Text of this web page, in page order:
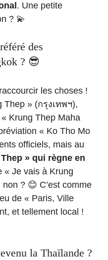
. Une petite
? 💫
des
? 😎
les choses !
Thep » (กรุงเทพฯ),
Krung Thep Maha
« Ko Tho Mo
officiels, mais au
» qui règne en
Je vais à Krung
? 😊 C’est comme
de « Paris, Ville
et tellement local !
la Thaïlande ?